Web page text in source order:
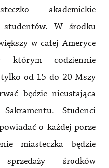
akademickie
studentów. W środku
w całej Ameryce
którym codziennie
od 15 do 20 Mszy
będzie nieustająca
Studenci
o każdej porze
miasteczka będzie
środków